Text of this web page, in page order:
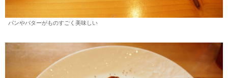
パンやバターがものすごく美味しい